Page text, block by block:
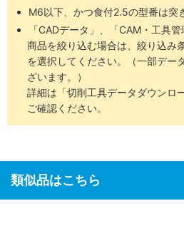
M6以下、かつ食付2.5の型番は突
「CADデータ」、「CAM・工具
商品を絞り込む場合は、絞り込み
を選択してください。（一部デー
ざいます。）
詳細は「切削工具データダウンロ
ご確認ください。
類似品はこちら